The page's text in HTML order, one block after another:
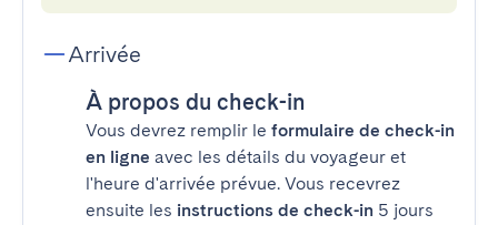
Arrivée
À propos du check-in
Vous devrez remplir le formulaire de check-in
en ligne avec les détails du voyageur et
l'heure d'arrivée prévue. Vous recevrez
ensuite les instructions de check-in 5 jours